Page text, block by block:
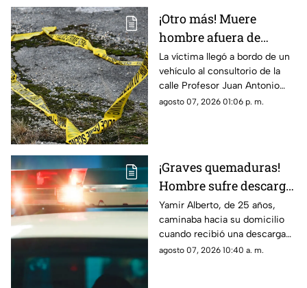
¡Otro más! Muere
hombre afuera de
farmacia tras sufrir
una descarga eléctrica
en Ciudad Juárez
La víctima llegó a bordo de un
vehículo al consultorio de la
calle Profesor Juan Antonio
Pedroza para pedir auxilio,
agosto 07, 2026 01:06 p. m.
¡Graves quemaduras!
Hombre sufre descarga
eléctrica por pisar
cable expuesto en
banqueta de Ciudad
Juárez
Yamir Alberto, de 25 años,
caminaba hacia su domicilio
cuando recibió una descarga
eléctrica; fue trasladado de
agosto 07, 2026 10:40 a. m.